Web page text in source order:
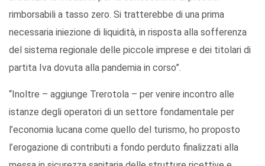
rimborsabili a tasso zero. Si tratterebbe di una prima
necessaria iniezione di liquidità, in risposta alla sofferenza
del sistema regionale delle piccole imprese e dei titolari di
partita Iva dovuta alla pandemia in corso”.
“Inoltre – aggiunge Trerotola – per venire incontro alle
istanze degli operatori di un settore fondamentale per
l’economia lucana come quello del turismo, ho proposto
l’erogazione di contributi a fondo perduto finalizzati alla